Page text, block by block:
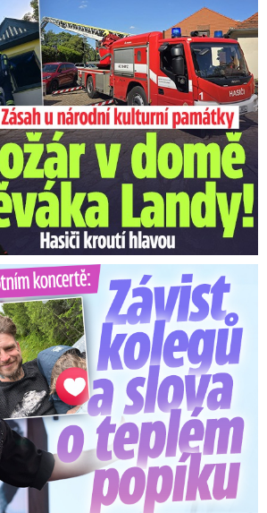
Hasiči kroutí hlavou
koncertě: Závist kolegů a teplý popík